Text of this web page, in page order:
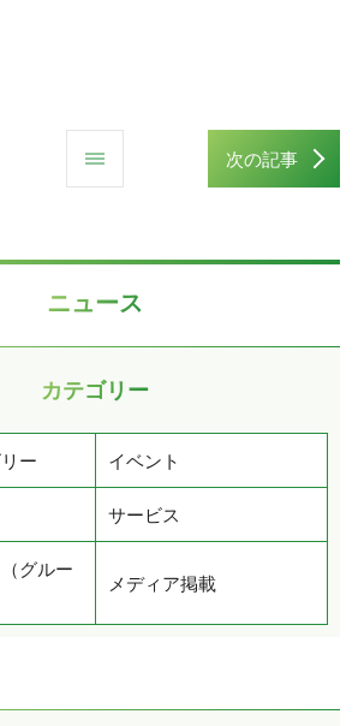
次の記事
ニュース
カテゴリー
ー イベント
サービス
グルー
メディア掲載